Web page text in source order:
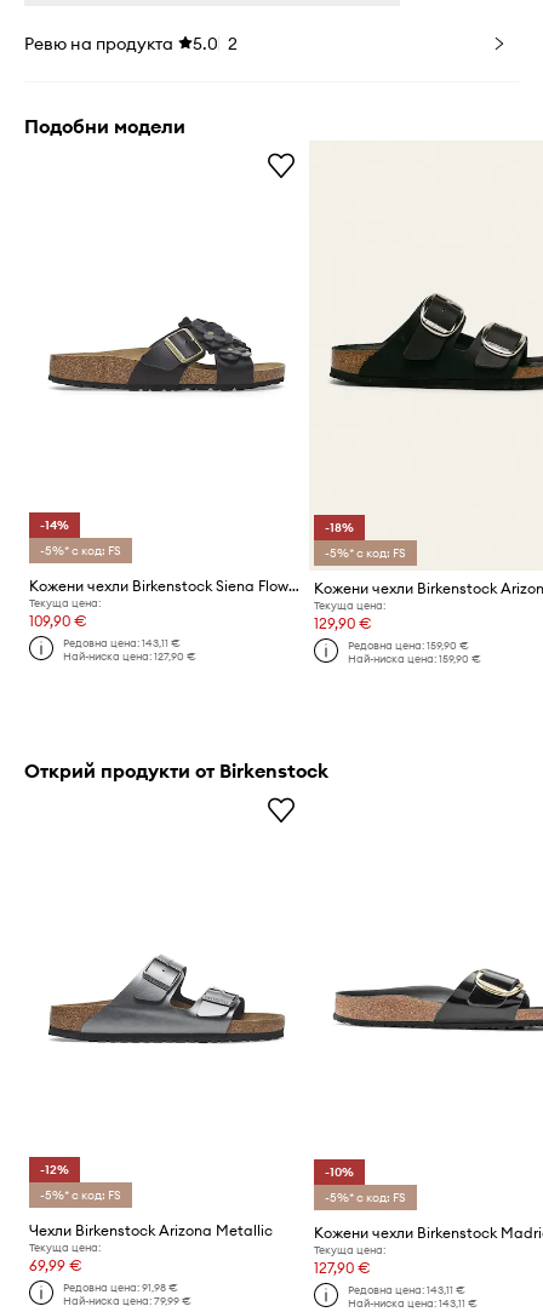
Ревю на продукта 5.0 2
Подобни модели
-14%
-5%* с код: FS
Кожени чехли Birkenstock Siena Flowers
Текуща цена:
109,90 €
Редовна цена:143,11 €
Най-ниска цена:127,90 €
-18%
-5%* с код: FS
Текуща цена:
129,90 €
Редовна цена: 159,90 €
Най-ниска цена: 159,90 €
Открий продукти от Birkenstock
-12%
-5%* с код: FS
Чехли Birkenstock Arizona Metallic
Текуща цена:
69,99 €
Редовна цена:91,98 €
Най-ниска цена:79,99 €
-10%
-5%* с код: FS
Кожени чехли Birkenstock
Текуща цена:
127,90 €
Редовна цена: 143,11 €
Най-ниска цена: 143,11 €